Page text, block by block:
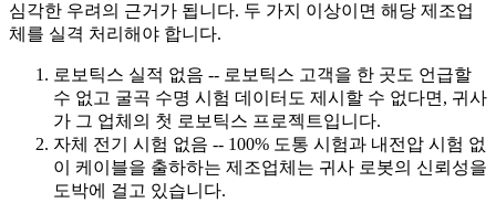
심각한 우려의 근거가 됩니다. 두 가지 이상이면 해당 제조업
체를 실격 처리해야 합니다.
로보틱스 실적 없음 -- 로보틱스 고객을 한 곳도 언급할
수 없고 굴곡 수명 시험 데이터도 제시할 수 없다면, 귀사
가 그 업체의 첫 로보틱스 프로젝트입니다.
자체 전기 시험 없음 -- 100% 도통 시험과 내전압 시험 없
이 케이블을 출하하는 제조업체는 귀사 로봇의 신뢰성을
도박에 걸고 있습니다.